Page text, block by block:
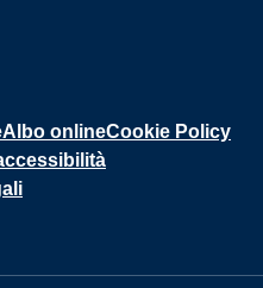
Albo onlineCookie Policy